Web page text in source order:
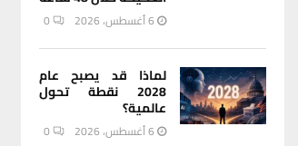
6 أغسطس، 2026 0
لماذا قد يصبح عام
2028 نقطة تحول
عالمية؟
6 أغسطس، 2026 0